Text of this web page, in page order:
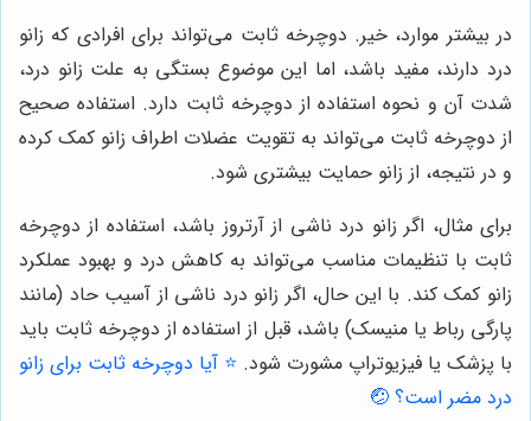
در بیشتر موارد، خیر. دوچرخه ثابت می‌تواند برای افرادی که زانو
درد دارند، مفید باشد، اما این موضوع بستگی به علت زانو درد،
شدت آن و نحوه استفاده از دوچرخه ثابت دارد. استفاده صحیح
از دوچرخه ثابت می‌تواند به تقویت عضلات اطراف زانو کمک کرده
و در نتیجه، از زانو حمایت بیشتری شود.
برای مثال، اگر زانو درد ناشی از آرتروز باشد، استفاده از دوچرخه
ثابت با تنظیمات مناسب می‌تواند به کاهش درد و بهبود عملکرد
زانو کمک کند. با این حال، اگر زانو درد ناشی از آسیب حاد (مانند
پارگی رباط یا منیسک) باشد، قبل از استفاده از دوچرخه ثابت باید
با پزشک یا فیزیوتراپ مشورت شود. ⭐️ آیا دوچرخه ثابت برای زانو
درد مضر است؟ 🤕